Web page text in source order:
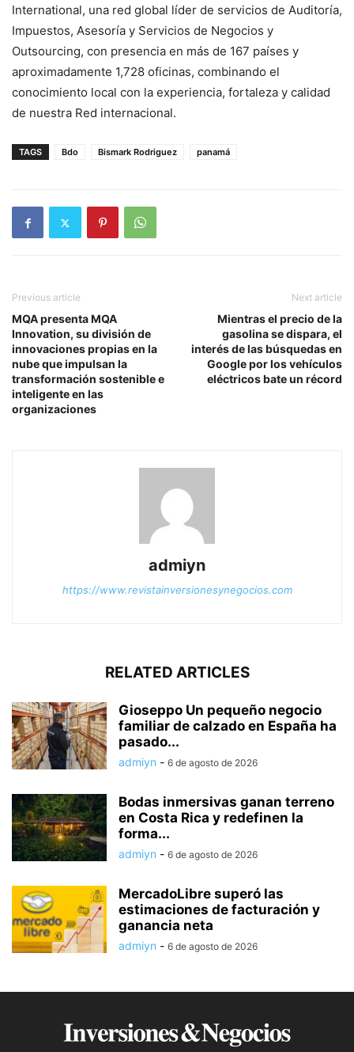
International, una red global líder de servicios de Auditoría,
Impuestos, Asesoría y Servicios de Negocios y
Outsourcing, con presencia en más de 167 países y
aproximadamente 1,728 oficinas, combinando el
conocimiento local con la experiencia, fortaleza y calidad
de nuestra Red internacional.
TAGS Bdo Bismark Rodriguez panamá
Previous article
MQA presenta MQA
Innovation, su división de
innovaciones propias en la
nube que impulsan la
transformación sostenible e
inteligente en las
organizaciones
Next article
Mientras el precio de la
gasolina se dispara, el
interés de las búsquedas en
Google por los vehículos
eléctricos bate un récord
admiyn
https://www.revistainversionesynegocios.com
RELATED ARTICLES
Gioseppo Un pequeño negocio
familiar de calzado en España ha
pasado...
admiyn - 6 de agosto de 2026
Bodas inmersivas ganan terreno
en Costa Rica y redefinen la
forma...
admiyn - 6 de agosto de 2026
MercadoLibre superó las
estimaciones de facturación y
ganancia neta
admiyn - 6 de agosto de 2026